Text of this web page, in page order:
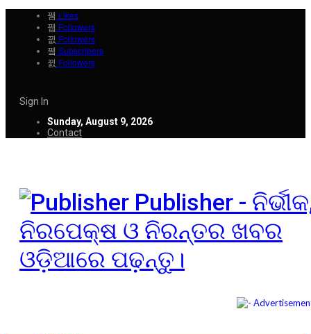
Likes
Followers
Followers
Subscribers
Followers
Sign In
Sunday, August 9, 2026
Contact
Publisher -
ନିରପେକ୍ଷ ଓ ନିରନ୍ତର ଖବର
ଓଡ଼ିଆରେ ପଢ଼ନ୍ତୁ।